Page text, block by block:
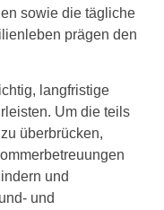
sowie die tägliche
prägen den
langfristige
Um die teils
überbrücken,
und
und